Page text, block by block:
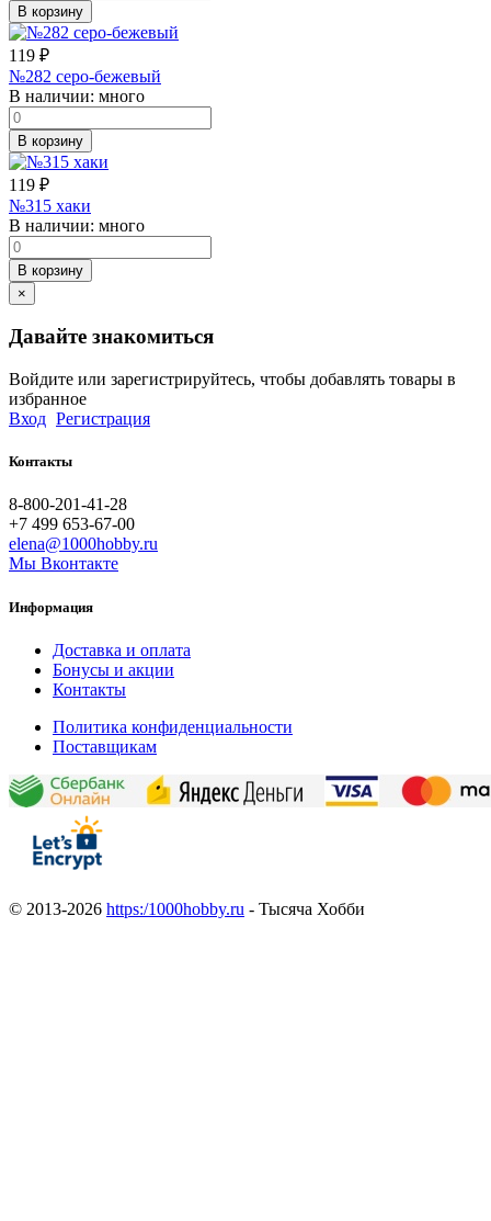
В корзину
119 ₽
№282 серо-бежевый
В наличии: много
В корзину
119 ₽
№315 хаки
В наличии: много
В корзину
×
Давайте знакомиться
Войдите или зарегистрируйтесь, чтобы добавлять товары в
избранное
Вход Регистрация
Контакты
8-800-201-41-28
+7 499 653-67-00
elena@1000hobby.ru
Мы Вконтакте
Информация
Доставка и оплата
Бонусы и акции
Контакты
Политика конфиденциальности
Поставщикам
© 2013-2026 https:/1000hobby.ru - Тысяча Хобби